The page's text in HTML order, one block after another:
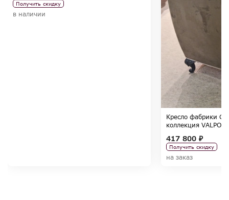
Получить скидку
в наличии
Кресло фабрики
коллекция
417 800 ₽
Получить скидку
на заказ